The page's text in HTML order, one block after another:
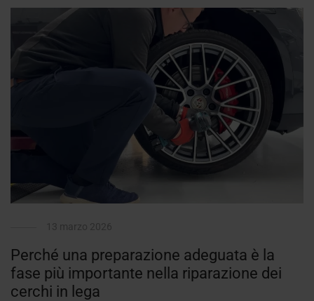
Perché una preparazione adeguata è la
fase più importante nella riparazione dei
cerchi in lega